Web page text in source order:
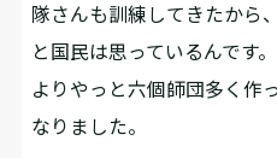
隊さんも訓練してきたから
と国民は思っているんです
よりやっと六個師団多く作
なりました。